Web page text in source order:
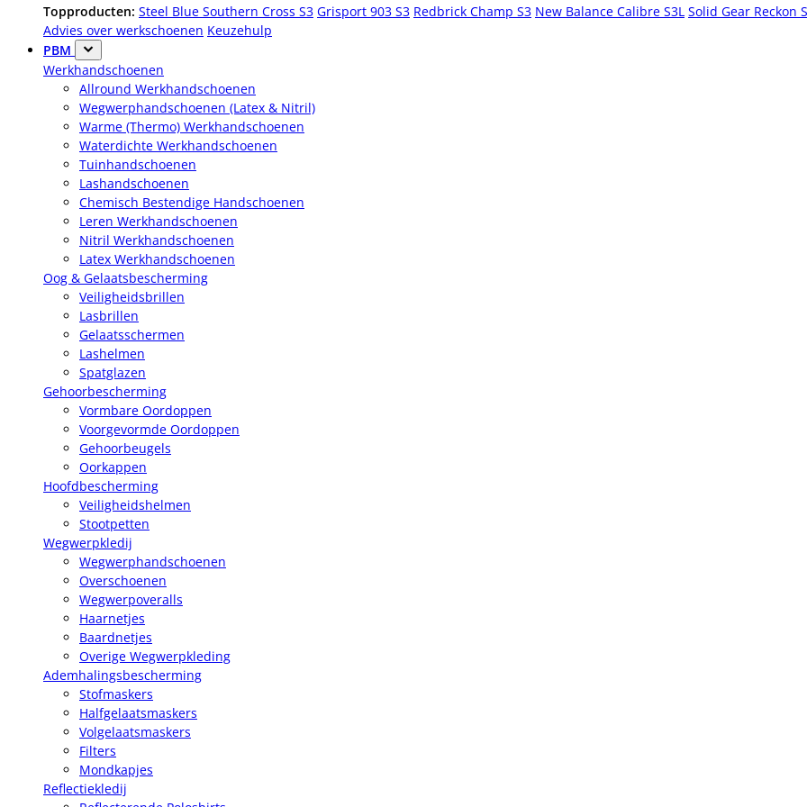
Topproducten: Steel Blue Southern Cross S3 Grisport 903 S3 Redbrick Champ S3 New Balance Calibre S3L Solid Gear Reckon
Advies over werkschoenen Keuzehulp
PBM
Werkhandschoenen
Allround Werkhandschoenen
Wegwerphandschoenen (Latex & Nitril)
Warme (Thermo) Werkhandschoenen
Waterdichte Werkhandschoenen
Tuinhandschoenen
Lashandschoenen
Chemisch Bestendige Handschoenen
Leren Werkhandschoenen
Nitril Werkhandschoenen
Latex Werkhandschoenen
Oog & Gelaatsbescherming
Veiligheidsbrillen
Lasbrillen
Gelaatsschermen
Lashelmen
Spatglazen
Gehoorbescherming
Vormbare Oordoppen
Voorgevormde Oordoppen
Gehoorbeugels
Oorkappen
Hoofdbescherming
Veiligheidshelmen
Stootpetten
Wegwerpkledij
Wegwerphandschoenen
Overschoenen
Wegwerpoveralls
Haarnetjes
Baardnetjes
Overige Wegwerpkleding
Ademhalingsbescherming
Stofmaskers
Halfgelaatsmaskers
Volgelaatsmaskers
Filters
Mondkapjes
Reflectiekledij